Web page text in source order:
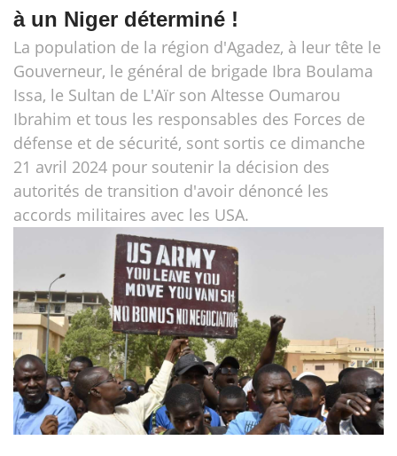
à un Niger déterminé !
La population de la région d'Agadez, à leur tête le
Gouverneur, le général de brigade Ibra Boulama
Issa, le Sultan de L'Aïr son Altesse Oumarou
Ibrahim et tous les responsables des Forces de
défense et de sécurité, sont sortis ce dimanche
21 avril 2024 pour soutenir la décision des
autorités de transition d'avoir dénoncé les
accords militaires avec les USA.